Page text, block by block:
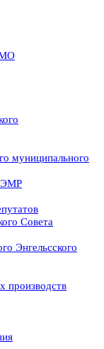
МО
муниципального
ЭМР
Совета
Энгельсского
производств